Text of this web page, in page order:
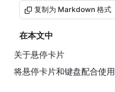
复制为 Markdown 格式
在本文中
关于悬停卡片
将悬停卡片和键盘配合使用